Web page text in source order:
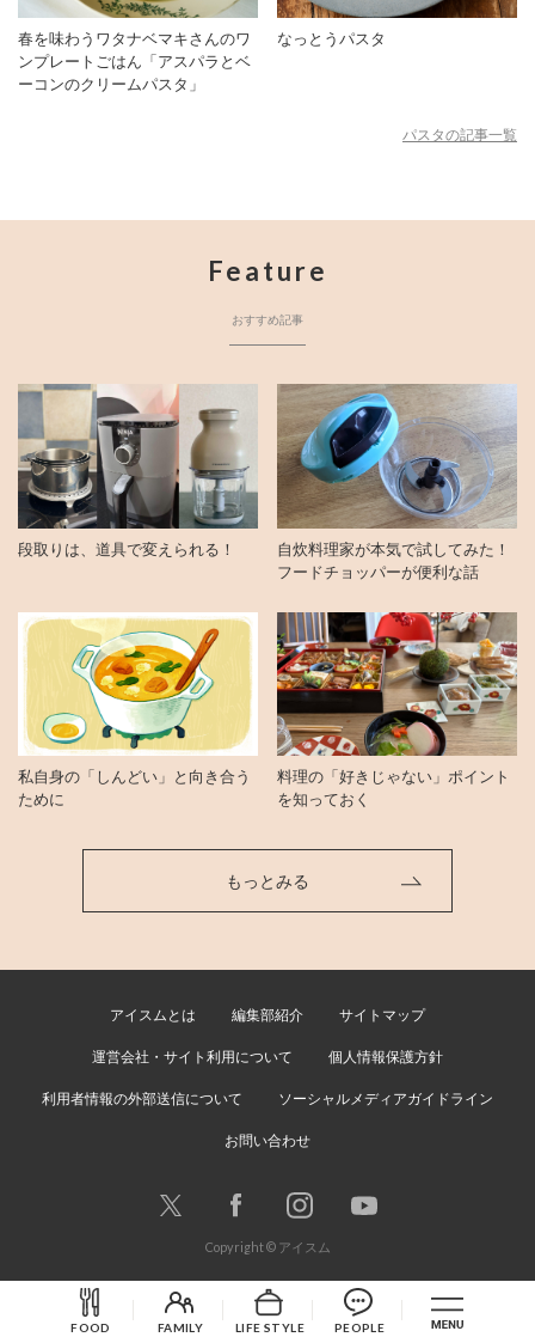
FOOD FAMILY LIFE STYLE PEOPLE
春を味わうワタナベマキさんのワ
ンプレートごはん「アスパラとベ
ーコンのクリームパスタ」
なっとうパスタ
パスタの記事一覧
Feature
おすすめ記事
段取りは、道具で変えられる！
自炊料理家が本気で試してみた！
フードチョッパーが便利な話
私自身の「しんどい」と向き合う
ために
料理の「好きじゃない」ポイント
を知っておく
もっとみる
アイスムとは 編集部紹介 サイトマップ
運営会社・サイト利用について 個人情報保護方針
利用者情報の外部送信について ソーシャルメディアガイドライン
お問い合わせ
Copyright © アイスム